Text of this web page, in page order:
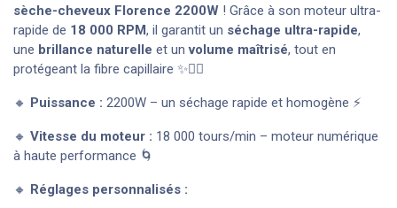
sèche-cheveux Florence 2200W ! Grâce à son moteur ultra-
rapide de 18 000 RPM, il garantit un séchage ultra-rapide,
une brillance naturelle et unvolume maîtrisé, tout en
protégeant la fibre capillaire ✨💇‍♀️
🔸 Puissance : 2200W – un séchage rapide et homogène ⚡
🔸 Vitesse du moteur : 18 000 tours/min – moteur numérique
à haute performance 🌀
🔸 Réglages personnalisés :